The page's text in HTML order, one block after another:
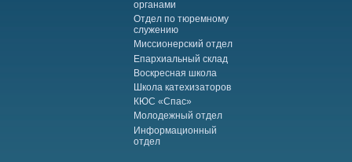
органами
Отдел по тюремному
служению
Миссионерский отдел
Епархиальный склад
Воскресная школа
Школа катехизаторов
КЮС «Спас»
Молодежный отдел
Информационный
отдел